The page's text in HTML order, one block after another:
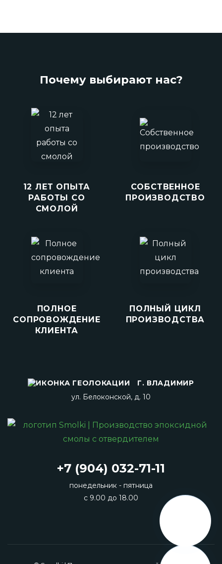
Почему выбирают нас?
12 ЛЕТ ОПЫТА
РАБОТЫ СО
СМОЛОЙ
СОБСТВЕННОЕ
ПРОИЗВОДСТВО
ПОЛНОЕ
СОПРОВОЖДЕНИЕ
КЛИЕНТА
ПОЛНЫЙ ЦИКЛ
ПРОИЗВОДСТВА
Г. ВЛАДИМИР
ул. Белоконской, д. 10
+7 (904) 032-71-11
понедельник - пятница
с 9.00 до 18.00